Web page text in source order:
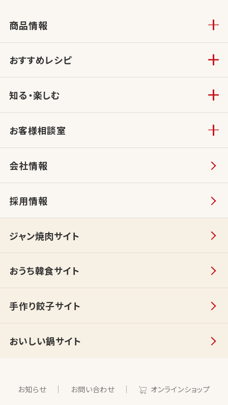
商品情報
おすすめレシピ
知る・楽しむ
お客様相談室
会社情報
採用情報
ジャン焼肉サイト
おうち韓食サイト
手作り餃子サイト
おいしい鍋サイト
お知らせ お問い合わせ オンラインショップ